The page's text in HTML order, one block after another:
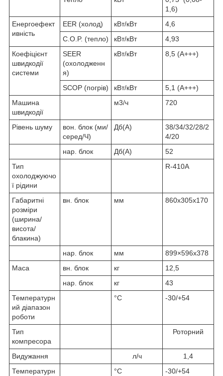
1,6)
Енергоефект
ивність
EER (холод) кВт/кВт
4,6
C.O.P. (тепло)
кВт/кВт
4,93
Коефіцієнт
швидкодії
системи
SEER
(охолодженн
я)
кВт/кВт 8,5 (А+++)
SCOP (погрів) кВт/кВт
5,1 (А+++)
Машина
швидкодії
м3/ч 720
Рівень шуму
вон. блок (ми/
серед/Ч)
Дб(А)
38/34/32/28/2
4/20
нар. блок
Дб(А)
52
Тип
охолоджуючо
ї рідини
R-410A
Габаритні
розміри
(ширина/
висота/
блакина)
вн. блок мм 860х305х170
нар. блок мм
899×596х378
Маса
вн. блок кг
12,5
нар. блок
кг
43
Температурн
ий діапазон
роботи
°C -30/+54
Тип
компресора
Роторний
Видужання л/ч
1,4
Температурн
°C -30/+54